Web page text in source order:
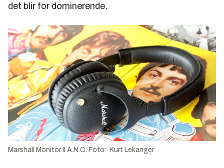
det blir for dominerende.
Marshall Monitor II A.N.C. Foto: Kurt Lekanger